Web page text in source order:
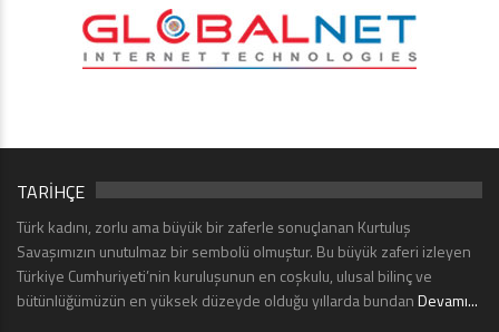
TARİHÇE
Türk kadını, zorlu ama büyük bir zaferle sonuçlanan Kurtuluş
Savaşımızın unutulmaz bir sembolü olmuştur. Bu büyük zaferi izleyen
Türkiye Cumhuriyeti’nin kuruluşunun en coşkulu, ulusal bilinç ve
bütünlüğümüzün en yüksek düzeyde olduğu yıllarda bundanDevamı...